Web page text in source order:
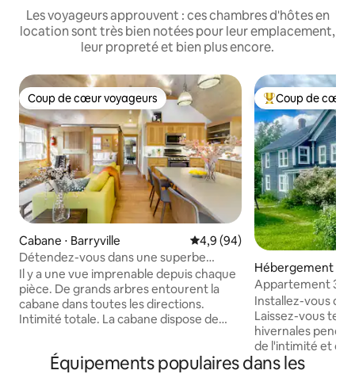
Les voyageurs approuvent : ces chambres d'hôtes en
location sont très bien notées pour leur emplacement,
leur propreté et bien plus encore.
Coup de cœur voyageurs
Coup de cœur voyageurs
Cabane ⋅ Barryville Évaluation moyenne sur la
4,9 (94)
Détendez-vous dans une superbe
cabane à Catskills
Il y a une vue imprenable depuis chaque
pièce. De grands arbres entourent la
cabane dans toutes les directions.
Intimité totale. La cabane dispose de
différents dont vous pouvez profiter,
tous avec vue sur les bois et la rivière
Coups de cœur
Coup de cœur
Hébergement ⋅
Appartement 3
1850 dans le
Animaux
Installez-vous
Laissez-vous
hivernales
de l'intimité et du
feu de camp,
Équipements populaires dans les